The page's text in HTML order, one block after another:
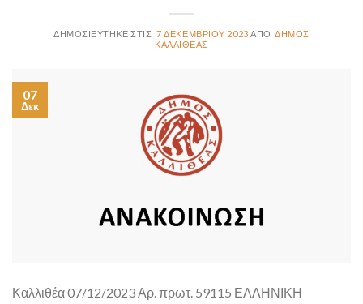
7 ΔΕΚΕΜΒΡΊΟΥ 2023
ΔΉΜΟΣ
ΚΑΛΛΙΘΈΑΣ
07
Δεκ
Καλλιθέα 07/12/2023 Αρ. πρωτ. 59115 ΕΛΛΗΝΙΚΗ